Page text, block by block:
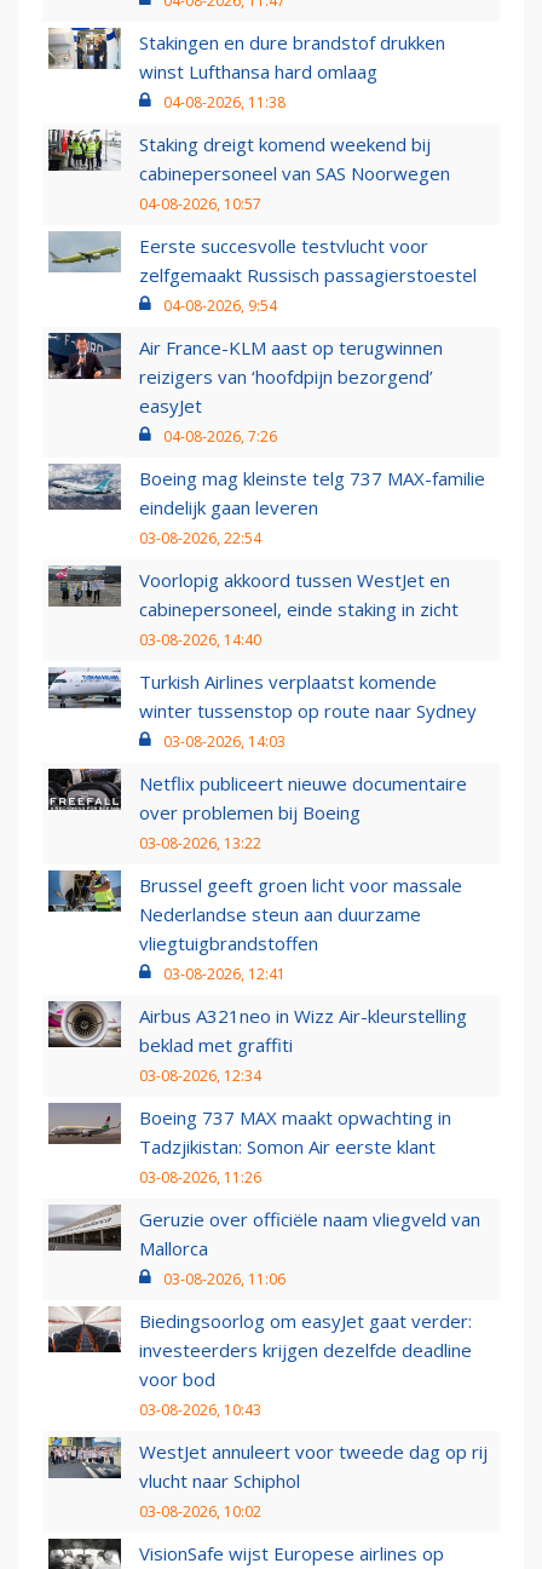
Stakingen en dure brandstof drukken
winst Lufthansa hard omlaag
04-08-2026, 11:38
Staking dreigt komend weekend bij
cabinepersoneel van SAS Noorwegen
04-08-2026, 10:57
Eerste succesvolle testvlucht voor
zelfgemaakt Russisch passagierstoestel
04-08-2026, 9:54
Air France-KLM aast op terugwinnen
reizigers van ‘hoofdpijn bezorgend’
easyJet
04-08-2026, 7:26
Boeing mag kleinste telg 737 MAX-familie
eindelijk gaan leveren
03-08-2026, 22:54
Voorlopig akkoord tussen WestJet en
cabinepersoneel, einde staking in zicht
03-08-2026, 14:40
Turkish Airlines verplaatst komende
winter tussenstop op route naar Sydney
03-08-2026, 14:03
Netflix publiceert nieuwe documentaire
over problemen bij Boeing
03-08-2026, 13:22
Brussel geeft groen licht voor massale
Nederlandse steun aan duurzame
vliegtuigbrandstoffen
03-08-2026, 12:41
Airbus A321neo in Wizz Air-kleurstelling
beklad met graffiti
03-08-2026, 12:34
Boeing 737 MAX maakt opwachting in
Tadzjikistan: Somon Air eerste klant
03-08-2026, 11:26
Geruzie over officiële naam vliegveld van
Mallorca
03-08-2026, 11:06
Biedingsoorlog om easyJet gaat verder:
investeerders krijgen dezelfde deadline
voor bod
03-08-2026, 10:43
WestJet annuleert voor tweede dag op rij
vlucht naar Schiphol
03-08-2026, 10:02
VisionSafe wijst Europese airlines op